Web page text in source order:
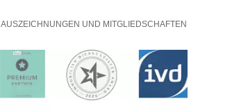
AUSZEICHNUNGEN UND MITGLIEDSCHAFTEN